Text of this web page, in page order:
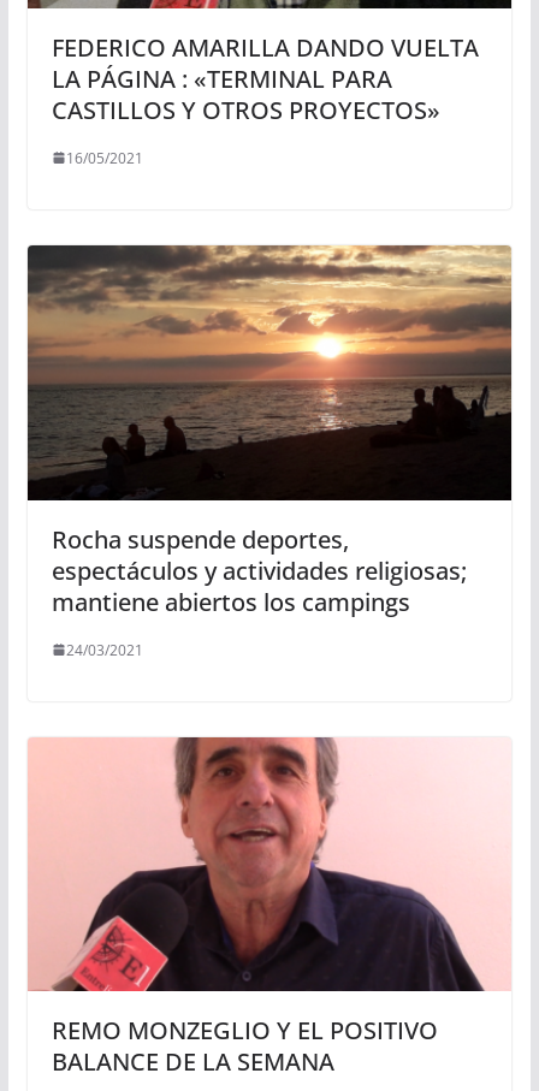
FEDERICO AMARILLA DANDO VUELTA
LA PÁGINA : «TERMINAL PARA
CASTILLOS Y OTROS PROYECTOS»
16/05/2021
Rocha suspende deportes,
espectáculos y actividades religiosas;
mantiene abiertos los campings
24/03/2021
REMO MONZEGLIO Y EL POSITIVO
BALANCE DE LA SEMANA